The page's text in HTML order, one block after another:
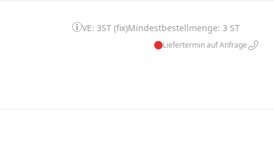
VE: 3ST (fix)Mindestbestellmenge: 3 ST
Liefertermin auf Anfrage